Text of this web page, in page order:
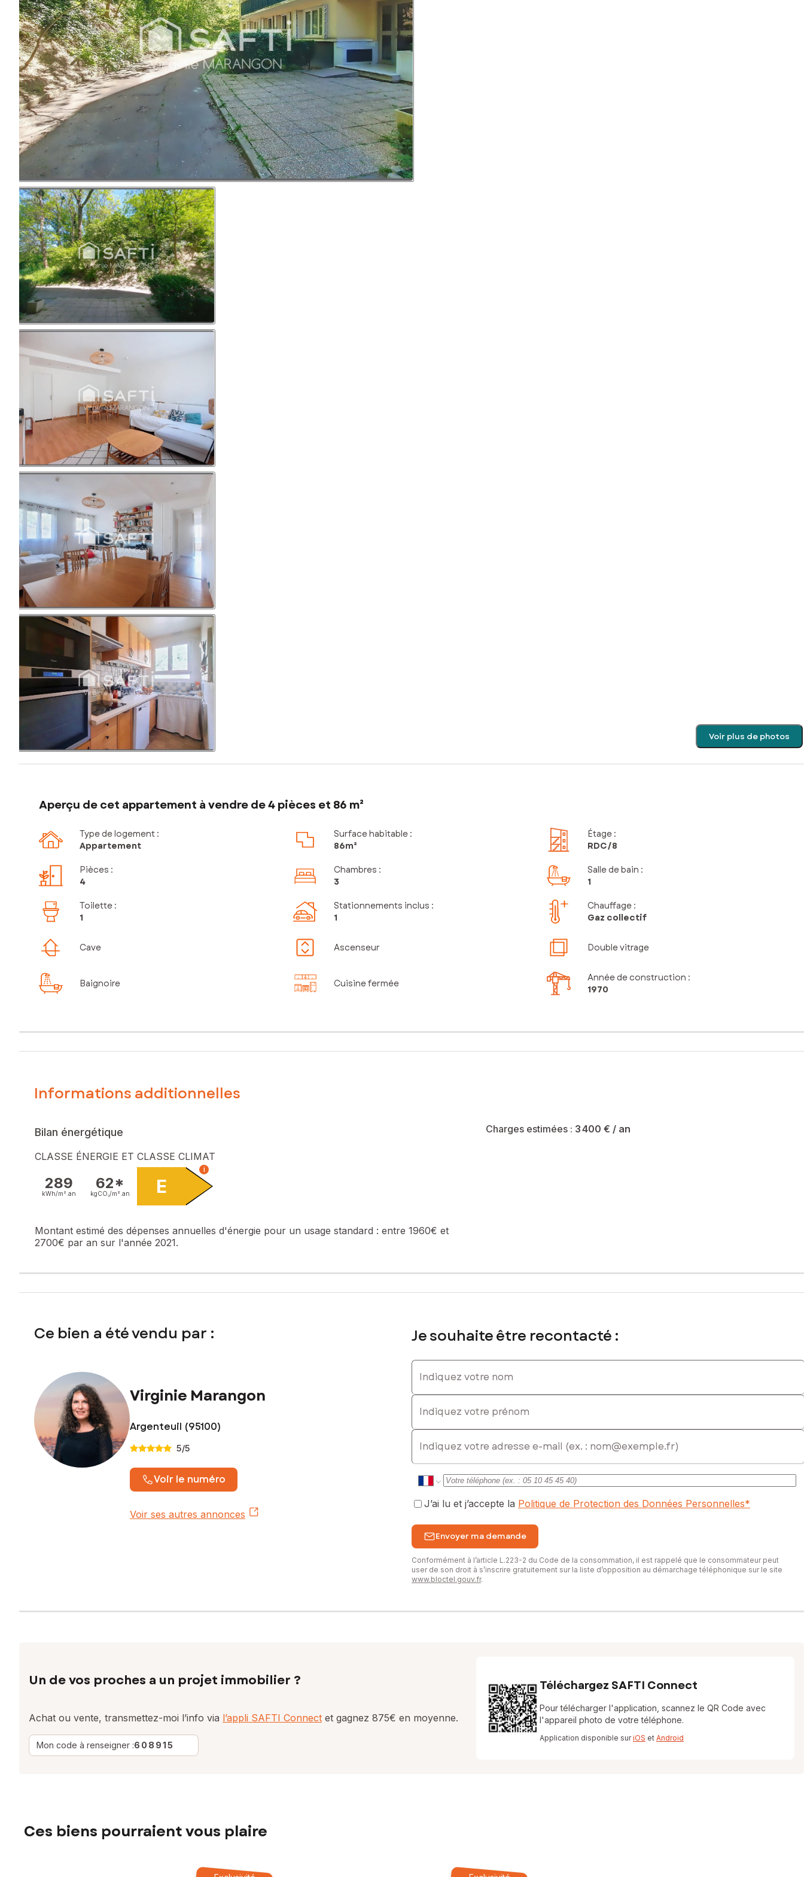
Voir plus de photos
Aperçu de cet appartement à vendre de 4 pièces et 86 m²
Type de logement :
Appartement
Surface habitable :
86m²
Étage :
RDC/8
Pièces :
4
Chambres :
3
Salle de bain :
1
Toilette :
1
Stationnements inclus :
1
Chauffage :
Gaz collectif
Cave Ascenseur Double vitrage
Baignoire Cuisine fermée
Année de construction :
1970
Informations additionnelles
Bilan énergétique
CLASSE ÉNERGIE ET CLASSE CLIMAT
289
kWh/m². an
62*
kgCO₂/m². an E
i
Montant estimé des dépenses annuelles d'énergie pour un usage standard : entre 1960€ et
2700€ par an sur l'année 2021.
Charges estimées : 3 400 € / an
Ce bien a été vendu par :
Virginie Marangon
Argenteuil (95100)
5/5
Voir le numéro
Voir ses autres annonces
Je souhaite être recontacté :
Indiquez votre nom
Indiquez votre prénom
E-mail
J’ai lu et j’accepte la Politique de Protection des Données Personnelles*
Envoyer ma demande
Conformément à l’article L.223-2 du Code de la consommation, il est rappelé que le consommateur peut
user de son droit à s’inscrire gratuitement sur la liste d’opposition au démarchage téléphonique sur le site
www.bloctel.gouv.fr.
Un de vos proches a un projet immobilier ?
Achat ou vente, transmettez-moi l’info via l’appli SAFTI Connect et gagnez 875€ en moyenne.
Mon code à renseigner :608915
Téléchargez SAFTI Connect
Pour télécharger l'application, scannez le QR Code avec
l'appareil photo de votre téléphone.
Application disponible suriOS et Android
Ces biens pourraient vous plaire